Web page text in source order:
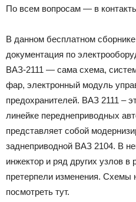
По всем вопросам — в
В данном бесплатном
документация по
ВАЗ-2111 — сама схема,
фар, электронный модуль
предохранителей. ВАЗ 2111 –
линейке переднеприводных
представляет собой
заднеприводной ВАЗ 2104. В
инжектор и ряд других узлов
претерпели изменения. Схемы
посмотреть тут.